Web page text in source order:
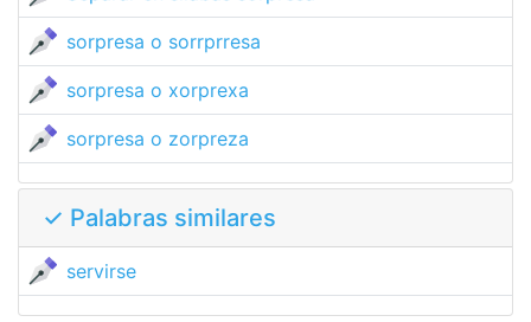
sorpresa o sorrprresa
sorpresa o xorprexa
sorpresa o zorpreza
✓ Palabras similares
servirse